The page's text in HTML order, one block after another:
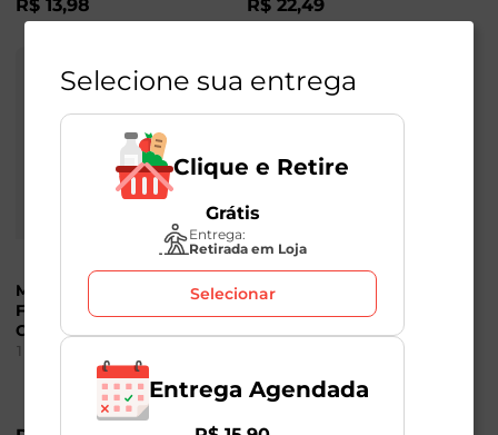
R$ 13,98 R$ 22,49
Macarrão Italiano
Fetuccine a Nido
Colavita 500g
1
Macarrão Italiano
Fettucce Liguori 500g
Selecione sua entrega
Clique e Retire
Grátis
Entrega:
Retirada em Loja
Selecionar
Entrega Agendada